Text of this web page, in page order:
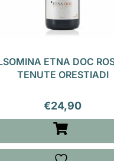
ETNA DOC
TENUTE ORESTIADI
€24,90